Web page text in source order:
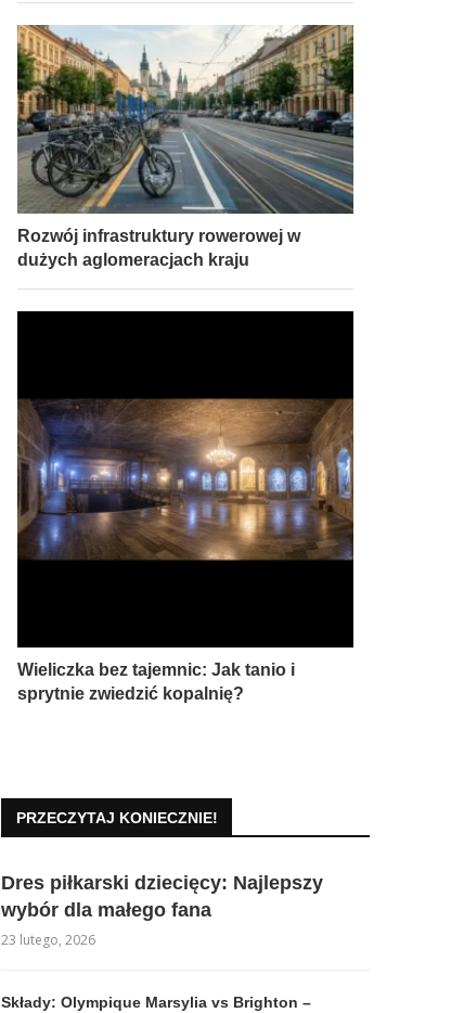
Rozwój infrastruktury rowerowej w
dużych aglomeracjach kraju
Wieliczka bez tajemnic: Jak tanio i
sprytnie zwiedzić kopalnię?
PRZECZYTAJ KONIECZNIE!
Dres piłkarski dziecięcy: Najlepszy
wybór dla małego fana
23 lutego, 2026
Składy: Olympique Marsylia vs Brighton –